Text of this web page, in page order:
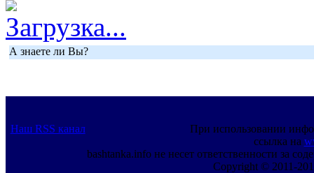
Загрузка...
А знаете ли Вы?
Наш RSS канал
При использовании
ссылка на
bashtanka.info не несет ответственности за
Copyright © 2011-